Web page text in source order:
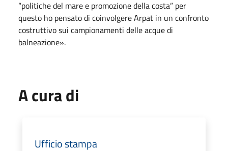
“politiche del mare e promozione della costa” per
questo ho pensato di coinvolgere Arpat in un confronto
costruttivo sui campionamenti delle acque di
balneazione».
A cura di
Ufficio stampa